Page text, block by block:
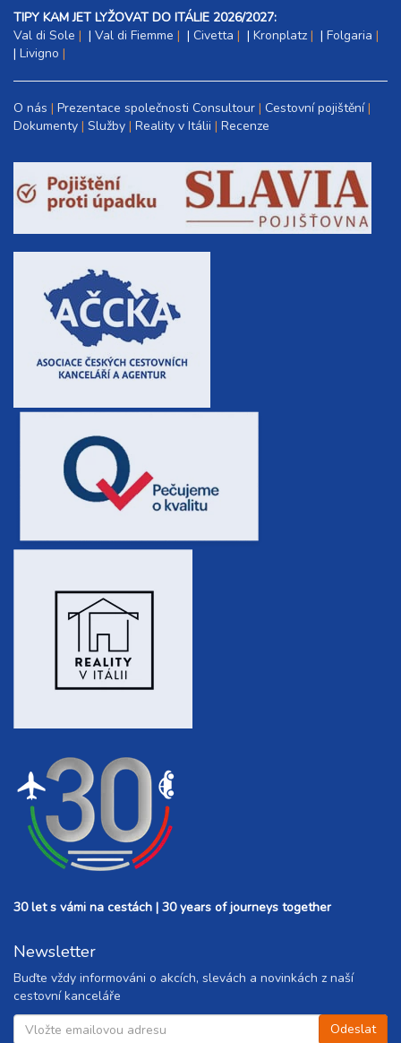
TIPY KAM JET LYŽOVAT DO ITÁLIE 2026/2027:
Val di Sole
| Val di Fiemme | Civetta | Kronplatz | Folgaria
| Livigno
O nás Prezentace společnosti Consultour Cestovní pojištění
Dokumenty Služby Reality v Itálii Recenze
30 let s vámi na cestách | 30 years of journeys together
Newsletter
Buďte vždy informováni o akcích, slevách a novinkách z naší
cestovní kanceláře